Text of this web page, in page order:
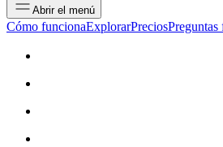
Abrir el menú
Cómo funcionaExplorarPreciosPreguntas